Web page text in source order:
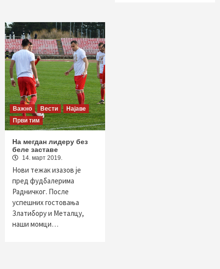
Важно Вести
Најаве
Први тим
На мегдан лидеру без
беле заставе
14. март 2019.
Нови тежак изазов је
пред фудбалерима
Радничког. После
успешних гостовања
Златибору и Металцу,
наши момци…